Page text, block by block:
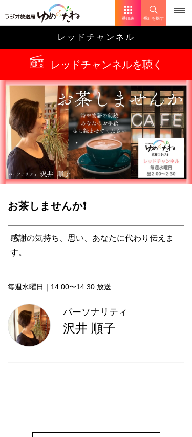
番組表 番組を探す
レッドチャンネル
レッドチャンネルを聴く
お茶しませんか❗️
感謝の気持ち、思い、あなたに代わり伝えま
す。
毎週水曜日｜14:00〜14:30 放送
パーソナリティ
沢井 順子